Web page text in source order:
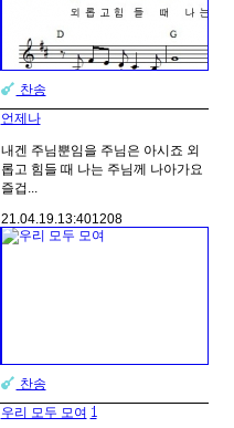
찬송
언제나
내겐 주님뿐임을 주님은 아시죠 외
롭고 힘들 때 나는 주님께 나아가요
즐겁...
21.04.19. 13:401208
찬송
우리 모두 모여 1